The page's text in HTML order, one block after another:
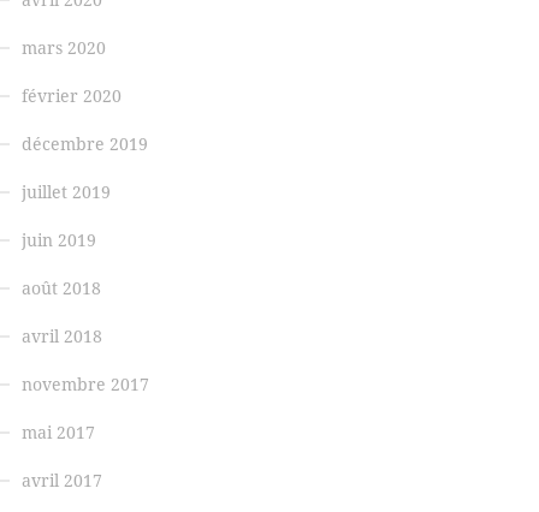
mars 2020
février 2020
décembre 2019
juillet 2019
juin 2019
août 2018
avril 2018
novembre 2017
mai 2017
avril 2017